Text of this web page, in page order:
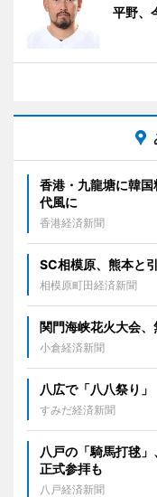
平野、
香港・九龍塘に韓
代風に
香港経済新聞
SC相模原、熊本と
相模原町田経済新聞
関門海峡花火大会
小倉経済新聞
八広で「八八祭り
すみだ経済新聞
八戸の「騎馬打毬
正式参拝も
八戸経済新聞